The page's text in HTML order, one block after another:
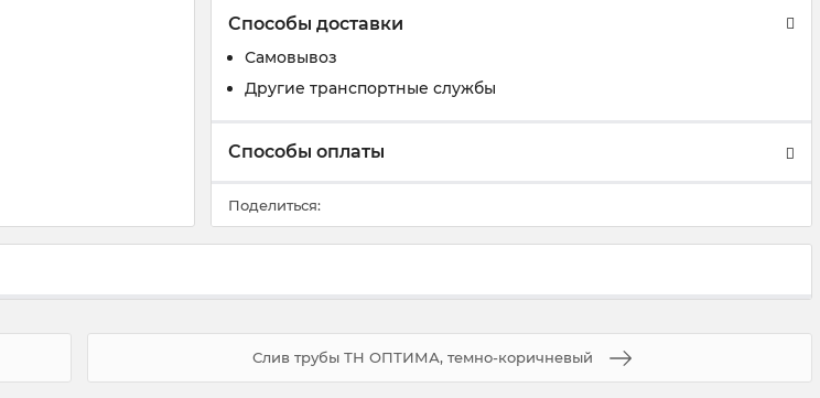
Способы доставки
Самовывоз
Другие транспортные службы
Способы оплаты
Поделиться:
Слив трубы ТН ОПТИМА, темно-коричневый